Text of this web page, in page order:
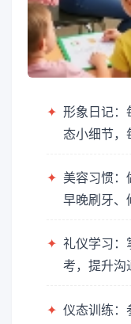
✦ 形象日记：
态小细节，
✦ 美容习惯：
早晚刷牙、
✦ 礼仪学习：
考，提升沟
✦ 仪态训练：